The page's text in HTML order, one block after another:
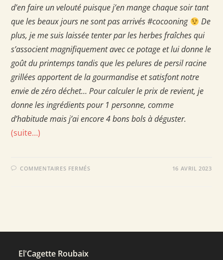
d’en faire un velouté puisque j’en mange chaque soir tant
que les beaux jours ne sont pas arrivés #cocooning
De
plus, je me suis laissée tenter par les herbes fraîches qui
s’associent magnifiquement avec ce potage et lui donne le
goût du printemps tandis que les pelures de persil racine
grillées apportent de la gourmandise et satisfont notre
envie de zéro déchet… Pour calculer le prix de revient, je
donne les ingrédients pour 1 personne, comme
d’habitude mais j’ai encore 4 bons bols à déguster.
(suite…)
COMMENTAIRES FERMÉSSUR 16 AVRIL 2023
El'Cagette Roubaix